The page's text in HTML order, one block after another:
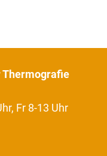
Thermografie
Fr 8-13 Uhr